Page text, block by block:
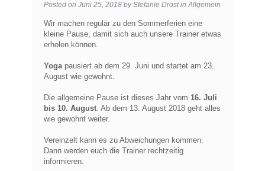
Posted on Juni 25, 2018 byStefanie DrostinAllgemein
Wir machen regulär zu den Sommerferien eine
kleine Pause, damit sich auch unsere Trainer etwas
erholen können.
Yogapausiert ab dem 29. Juni und startet am 23.
August wie gewohnt.
Die allgemeine Pause ist dieses Jahr vom 16. Juli
bis 10. August. Ab dem 13. August 2018 geht alles
wie gewohnt weiter.
Vereinzelt kann es zu Abweichungen kommen.
Dann werden euch die Trainer rechtzeitig
informieren.